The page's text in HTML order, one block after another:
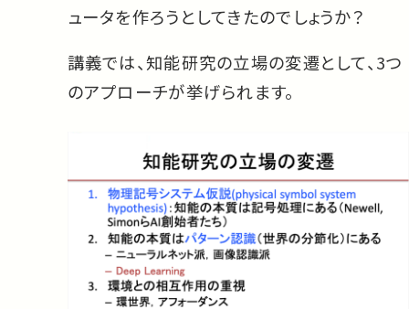
ュータを作ろうとしてきたのでしょうか？
講義では、知能研究の立場の変遷として、3つ
のアプローチが挙げられます。